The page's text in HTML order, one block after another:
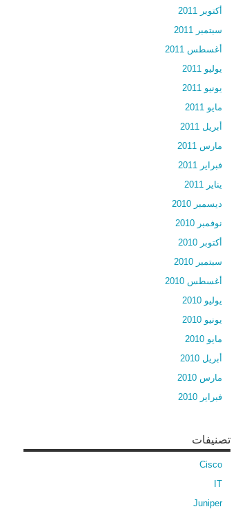
أكتوبر 2011
سبتمبر 2011
أغسطس 2011
يوليو 2011
يونيو 2011
مايو 2011
أبريل 2011
مارس 2011
فبراير 2011
يناير 2011
ديسمبر 2010
نوفمبر 2010
أكتوبر 2010
سبتمبر 2010
أغسطس 2010
يوليو 2010
يونيو 2010
مايو 2010
أبريل 2010
مارس 2010
فبراير 2010
تصنيفات
Cisco
IT
Juniper